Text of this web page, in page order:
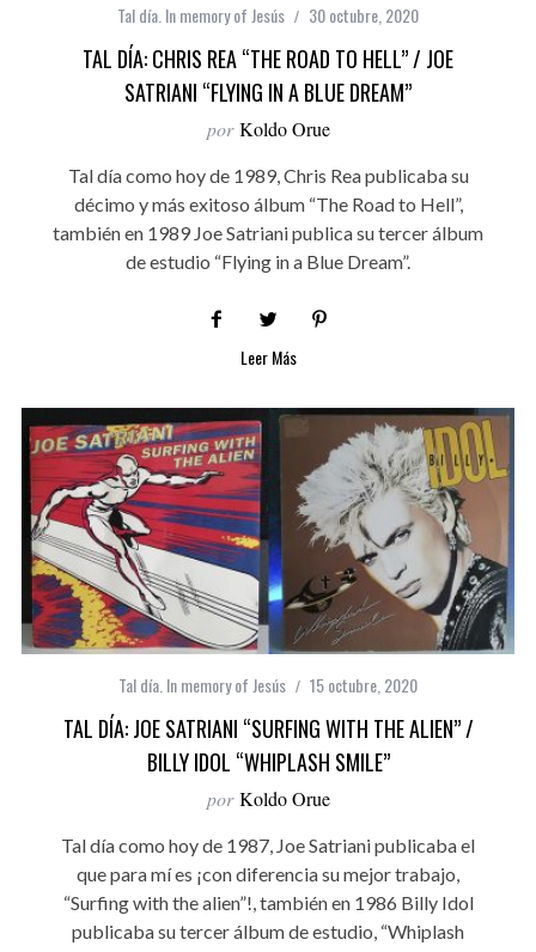
Tal día. In memory of Jesús 30 octubre, 2020
TAL DÍA: CHRIS REA “THE ROAD TO HELL” / JOE
SATRIANI “FLYING IN A BLUE DREAM”
por Koldo Orue
Tal día como hoy de 1989, Chris Rea publicaba su
décimo y más exitoso álbum “The Road to Hell”,
también en 1989 Joe Satriani publica su tercer álbum
de estudio “Flying in a Blue Dream”.
Leer Más
Tal día. In memory of Jesús 15 octubre, 2020
TAL DÍA: JOE SATRIANI “SURFING WITH THE ALIEN” /
BILLY IDOL “WHIPLASH SMILE”
por Koldo Orue
Tal día como hoy de 1987, Joe Satriani publicaba el
que para mí es ¡con diferencia su mejor trabajo,
“Surfing with the alien”!, también en 1986 Billy Idol
publicaba su tercer álbum de estudio, “Whiplash